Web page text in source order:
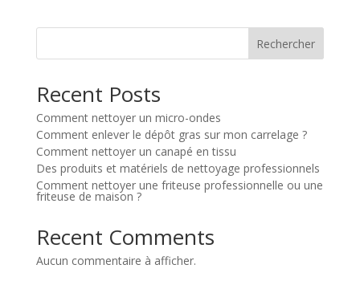
Rechercher
Recent Posts
Comment nettoyer un micro-ondes
Comment enlever le dépôt gras sur mon carrelage ?
Comment nettoyer un canapé en tissu
Des produits et matériels de nettoyage professionnels
Comment nettoyer une friteuse professionnelle ou une
friteuse de maison ?
Recent Comments
Aucun commentaire à afficher.